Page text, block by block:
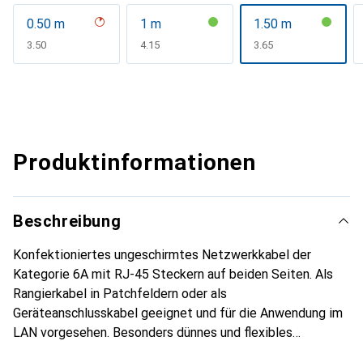
0.50 m
CHF
3.50
1 m
CHF
4.15
1.50 m
CHF
3.65
Produktinformationen
Beschreibung
Konfektioniertes ungeschirmtes Netzwerkkabel der
Kategorie 6A mit RJ-45 Steckern auf beiden Seiten. Als
Rangierkabel in Patchfeldern oder als
Geräteanschlusskabel geeignet und für die Anwendung im
LAN vorgesehen. Besonders dünnes und flexibles